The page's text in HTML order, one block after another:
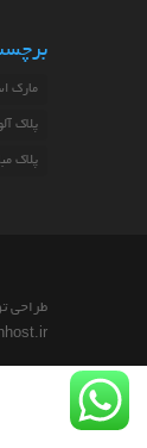
مارک
پلاک
پلاک
طراحی